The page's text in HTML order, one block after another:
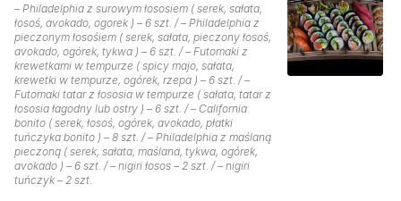
– Philadelphia z surowym łososiem ( serek, sałata,
łosoś, avokado, ogorek ) – 6 szt. / – Philadelphia z
pieczonym łosośiem ( serek, sałata, pieczony łosoś,
avokado, ogórek, tykwa ) – 6 szt. / – Futomaki z
krewetkami w tempurze ( spicy majo, sałata,
krewetki w tempurze, ogórek, rzepa ) – 6 szt. / –
Futomaki tatar z łososia w tempurze ( sałata, tatar z
łososia łagodny lub ostry ) – 6 szt. / – California
bonito ( serek, łosoś, ogórek, avokado, płatki
tuńczyka bonito ) – 8 szt. / – Philadelphia z maślaną
pieczoną ( serek, sałata, maślana, tykwa, ogórek,
avokado ) – 6 szt. / – nigiri łosos – 2 szt. / – nigiri
tuńczyk – 2 szt.